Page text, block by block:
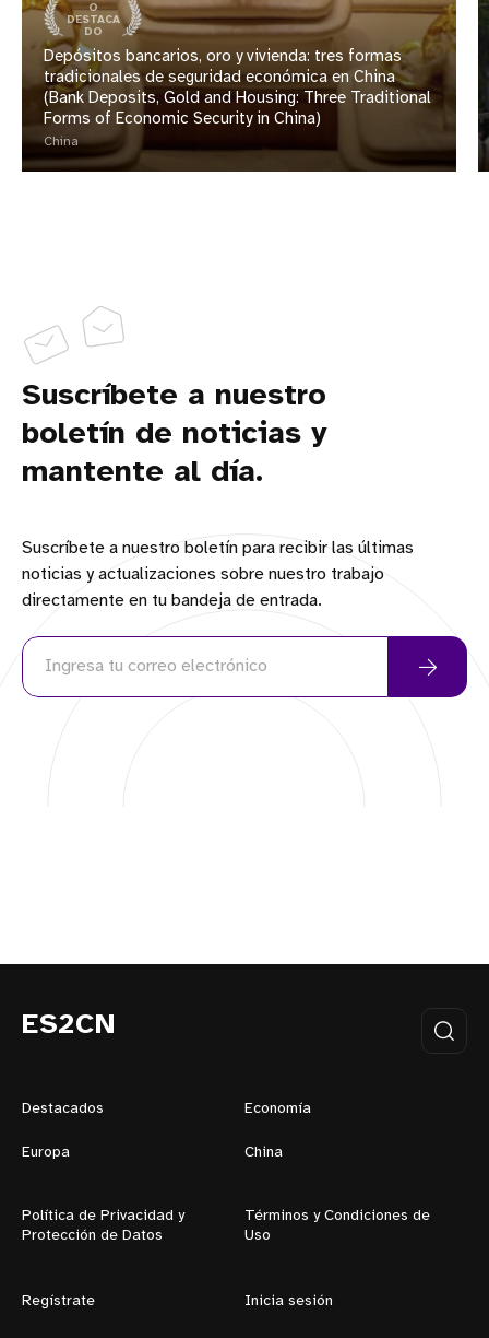
O
DESTACA
DO
Depósitos bancarios, oro y vivienda: tres formas
tradicionales de seguridad económica en China
(Bank Deposits, Gold and Housing: Three Traditional
Forms of Economic Security in China)
China
Suscríbete a nuestro
boletín de noticias y
mantente al día.
Suscríbete a nuestro boletín para recibir las últimas
noticias y actualizaciones sobre nuestro trabajo
directamente en tu bandeja de entrada.
ES2CN
Destacados Economía
Europa China
Política de Privacidad y
Protección de Datos
Términos y Condiciones de
Uso
Regístrate Inicia sesión